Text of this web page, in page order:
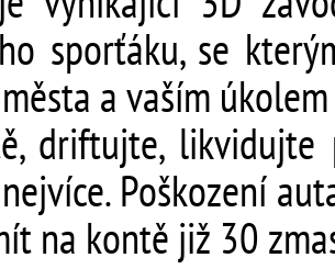
sporťáku, se
a vaším
driftujte,
Poškození
na kontě již 30